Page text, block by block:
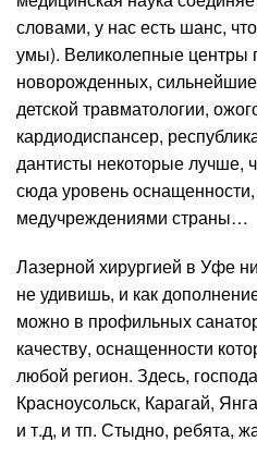
словами, у нас есть шанс,
умы). Великолепные центры
новорожденных,
детской травматологии,
кардиодиспансер,
дантисты некоторые
сюда уровень
медучреждениями страны…
Лазерной хирургией в Уфе
не удивишь, и как
можно в профильных
качеству, оснащенности
любой регион. Здесь,
Красноусольск, Карагай,
и т.д, и тп. Стыдно, ребята,